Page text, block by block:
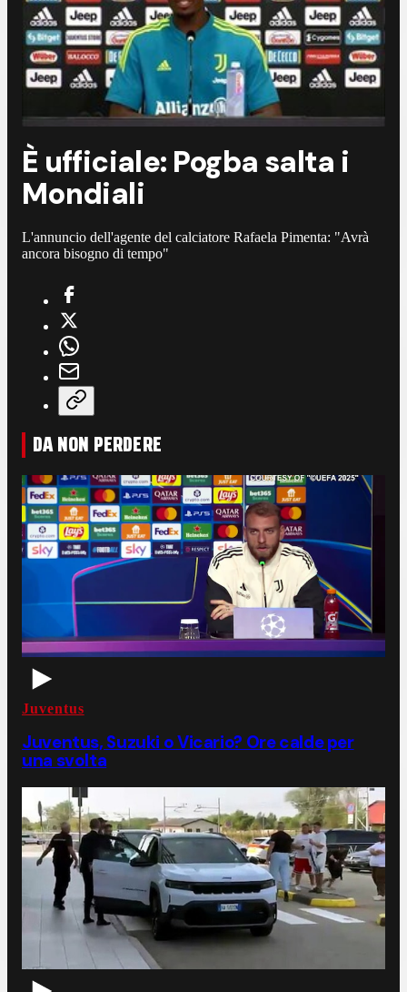
È ufficiale: Pogba salta i
Mondiali
L'annuncio dell'agente del calciatore Rafaela Pimenta: "Avrà
ancora bisogno di tempo"
DA NON PERDERE
Juventus
Juventus, Suzuki o Vicario? Ore calde per
una svolta